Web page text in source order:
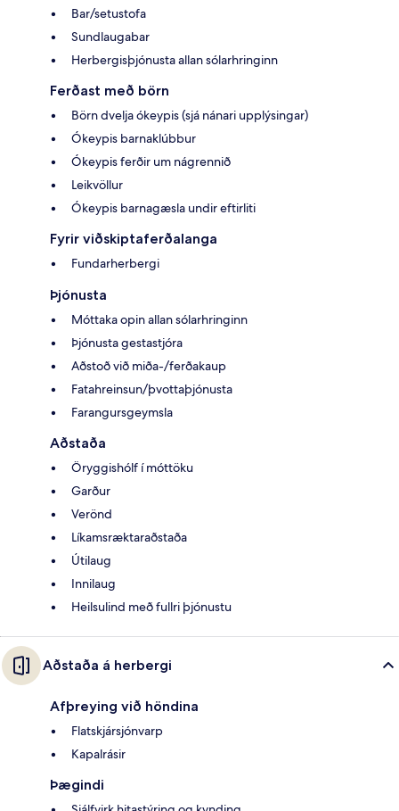
Bar/setustofa
Sundlaugabar
Herbergisþjónusta allan sólarhringinn
Ferðast með börn
Börn dvelja ókeypis (sjá nánari upplýsingar)
Ókeypis barnaklúbbur
Ókeypis ferðir um nágrennið
Leikvöllur
Ókeypis barnagæsla undir eftirliti
Fyrir viðskiptaferðalanga
Fundarherbergi
Þjónusta
Móttaka opin allan sólarhringinn
Þjónusta gestastjóra
Aðstoð við miða-/ferðakaup
Fatahreinsun/þvottaþjónusta
Farangursgeymsla
Aðstaða
Öryggishólf í móttöku
Garður
Verönd
Líkamsræktaraðstaða
Útilaug
Innilaug
Heilsulind með fullri þjónustu
Aðstaða á herbergi
Afþreying við höndina
Flatskjársjónvarp
Kapalrásir
Þægindi